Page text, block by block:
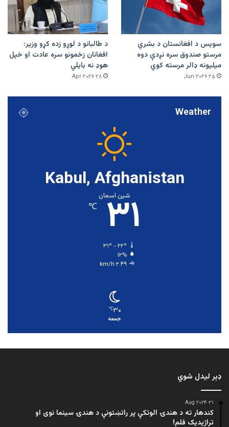
سویس د افغانستان د بشري
مرستو صندوق سره نږدې دوه
میلیونه ډالر مرسته کوي
۲۵ Jun ۲۰۲۶
د طالبانو د لوړو زده کړو وزیر:
افغانان زخمونو سره عادت او خپل
هوډ نه بایلي
۲۸ Apr ۲۰۲۶
Weather
Kabul, Afghanistan
شین اسمان
۳۱ ℃
۱۲%
۲.۴۹ km/h
۳۰℃
جمعه
ډېر لیدل شوي
۳۱ Aug ۲۰۲۴
کندهار ته د هندۍ الوتکې پر راتښتونې د هندۍ سینما نوی او
تراژيديک فلم!